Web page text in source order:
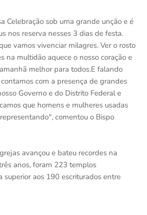
Celebração sob uma grande unção e é
nos reserva nesses 3 dias de festa.
vamos vivenciar milagres. Ver o rosto
na multidão aquece o nosso coração e
melhor para todos.E falando
com a presença de grandes
Governo e do Distrito Federal e
que homens e mulheres usadas
comentou o Bispo
avançou e bateu recordes na
anos, foram 223 templos
superior aos 190 escriturados entre